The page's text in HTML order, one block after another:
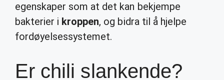
egenskaper som at det kan bekjempe
bakterier i kroppen, og bidra til å hjelpe
fordøyelsessystemet.
Er chili slankende?